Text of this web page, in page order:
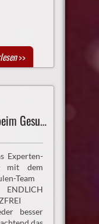
>>
Wirbelsäulen-Experten beim Gesundheits-Meeting
Experten-
mit dem
Team
besser